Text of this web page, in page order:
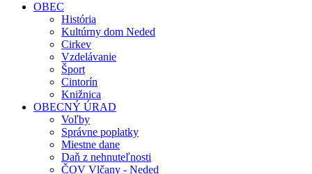
OBEC
História
Kultúrny dom Neded
Cirkev
Vzdelávanie
Šport
Cintorín
Knižnica
OBECNÝ ÚRAD
Voľby
Správne poplatky
Miestne dane
Daň z nehnuteľnosti
ČOV Vlčany - Neded